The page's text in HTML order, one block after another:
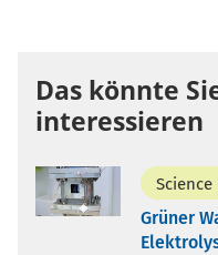
Das könnte
interessieren
Grüner